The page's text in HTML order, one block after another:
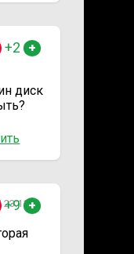
диск
+2 +
23:11
+9 +